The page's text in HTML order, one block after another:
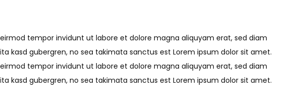
tempor invidunt ut labore et dolore magna aliquyam erat, sed diam
kasd gubergren, no sea takimata sanctus est Lorem ipsum dolor sit amet.
tempor invidunt ut labore et dolore magna aliquyam erat, sed diam
kasd gubergren, no sea takimata sanctus est Lorem ipsum dolor sit amet.